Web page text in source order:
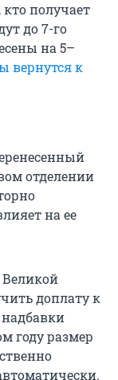
получает
до 7-го
на 5–
вернутся к
отделении
на ее
Великой
доплату к
году размер